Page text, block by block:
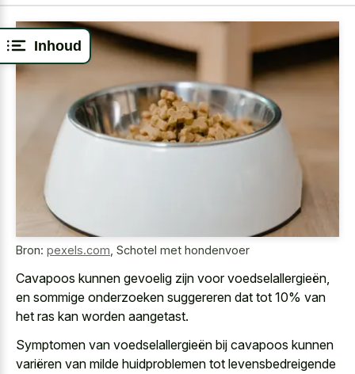
Inhoud
Bron: pexels.com Schotel met hondenvoer
Cavapoos kunnen gevoelig zijn voor voedselallergieën,
en sommige onderzoeken suggereren dat tot 10% van
het ras kan worden aangetast.
Symptomen van voedselallergieën bij cavapoos kunnen
variëren van milde huidproblemen tot levensbedreigende